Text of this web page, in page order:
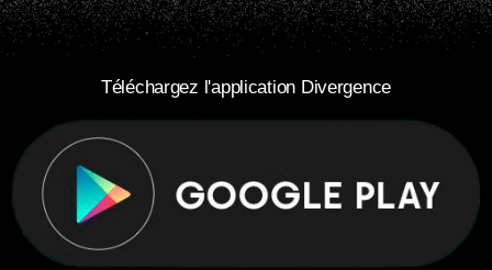
Téléchargez l'application Divergence